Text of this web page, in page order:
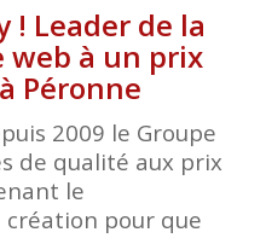
! Leader de la
web à un prix
Péronne
2009 le Groupe
de qualité aux prix
le
pour que